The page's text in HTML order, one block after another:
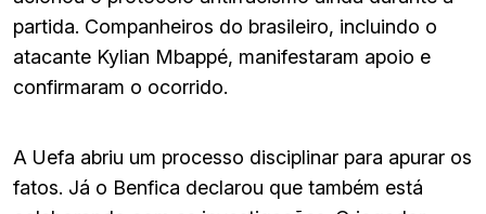
partida. Companheiros do brasileiro, incluindo o
atacante Kylian Mbappé, manifestaram apoio e
confirmaram o ocorrido.
A Uefa abriu um processo disciplinar para apurar os
fatos. Já o Benfica declarou que também está